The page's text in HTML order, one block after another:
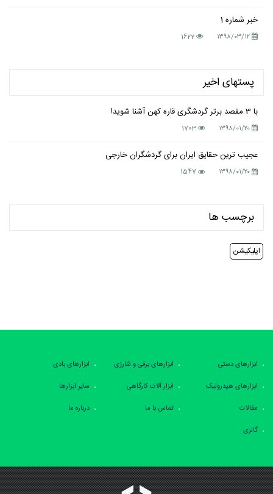
خبر شماره 1
۱۳۹۸/۰۳/۱۲ 1622
پستهای اخیر
با 3 مقصد برتر گردشگری قاره کهن آشنا شوید!
۱۳۹۸/۰۱/۲۰ 1703
عجیب ترین حقایق ایران برای گردشگران خارجی
۱۳۹۸/۰۱/۲۰ 1547
برچسب ها
اپلیکیشن
ابزارهای دستی ابزارهای برقی و شارژی
ابزارهای بادی
ابزارهای هیدرولیک
ابزار آلات کارگاهی
سایر ابزارها
مقالات
تماس با ما
درباره ما
گالری